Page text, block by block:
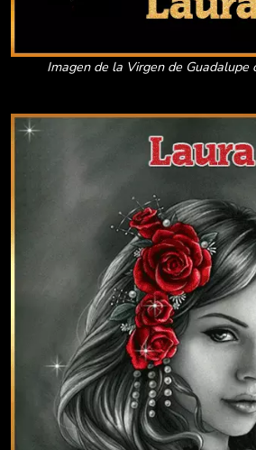
Imagen de la Virgen de Guadalupe